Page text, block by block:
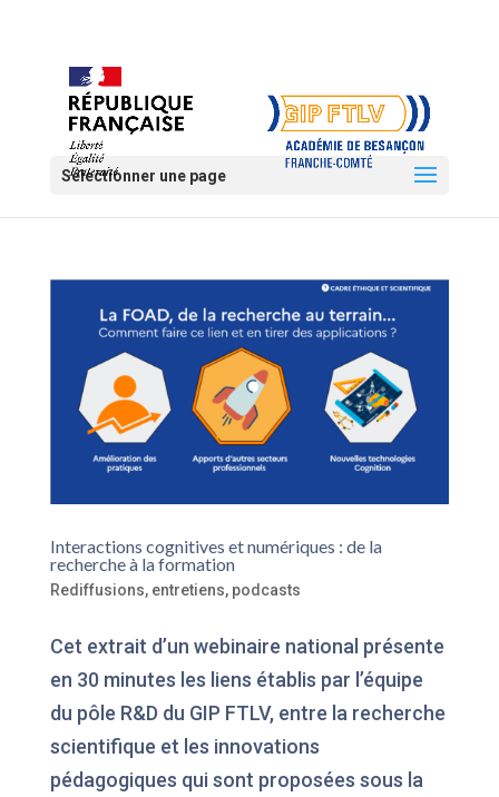
Sélectionner une page
Interactions cognitives et numériques : de la
recherche à la formation
Rediffusions, entretiens, podcasts
Cet extrait d’un webinaire national présente
en 30 minutes les liens établis par l’équipe
du pôle R&D du GIP FTLV, entre la recherche
scientifique et les innovations
pédagogiques qui sont proposées sous la